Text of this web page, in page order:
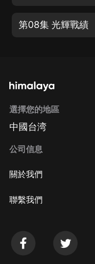
第08集 光輝戰績
選擇您的地區
中國台湾
公司信息
關於我們
聯繫我們